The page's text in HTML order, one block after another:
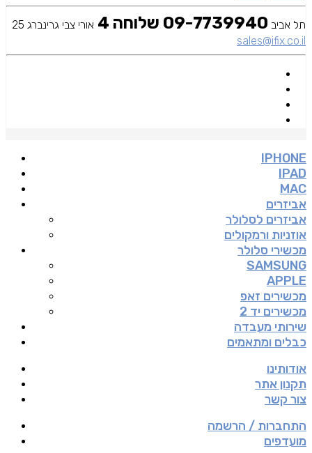
תל אביב 09-7739940 שלוחה 4
אורי צבי גרינברג 25
sales@ifix.co.il
IPHONE
IPAD
MAC
אביזרים
אביזרים לסלולר
אוזניות ורמקולים
מכשירי סלולר
SAMSUNG
APPLE
מכשירים זאפ
מכשירים יד 2
שירותי מעבדה
כבלים ומתאמים
אודותינו
תקנון אתר
צור קשר
התחברות / הרשמה
מועדפים